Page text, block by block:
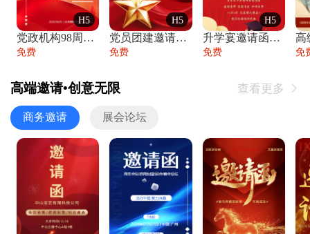
H5
党政机构98周年八一建军节庆祝晚会活动邀
免费
H5
党员团建邀请函党建活动风采党会工作汇报总
免费
H5
升学宴邀请函喜报金榜题名高端谢师宴邀请函
免费 免
高端邀请•创意无限 查看更多 
商务邀请 展会论坛